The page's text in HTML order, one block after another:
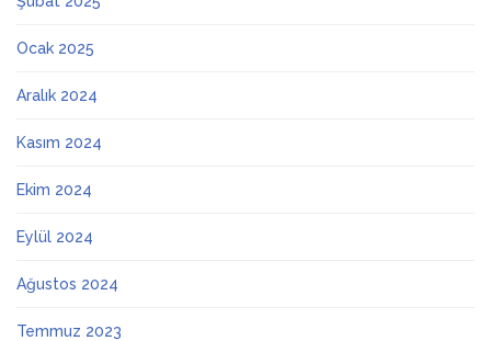
Ocak 2025
Aralık 2024
Kasım 2024
Ekim 2024
Eylül 2024
Ağustos 2024
Temmuz 2023